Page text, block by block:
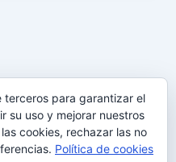
terceros para garantizar el
su uso y mejorar nuestros
cookies, rechazar las no
Política de cookies